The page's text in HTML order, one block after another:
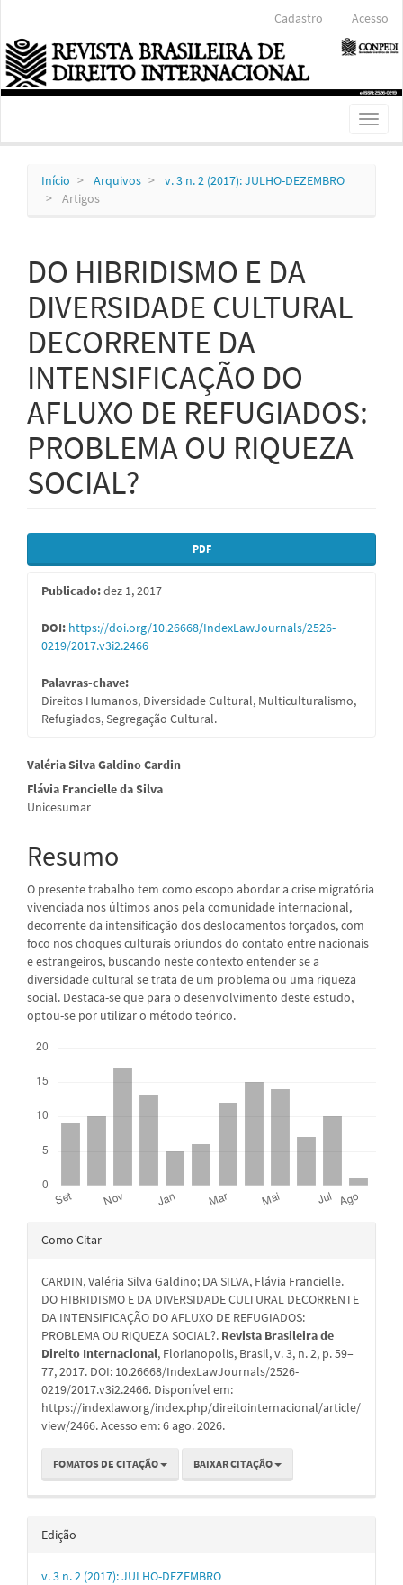
Conteúdo
principal
Barra
Lateral
Cadastro Acesso
Toggle
Início Arquivos
v. 3 n. 2 (2017): JULHO-DEZEMBRO
Artigos
DO HIBRIDISMO E DA
DIVERSIDADE CULTURAL
DECORRENTE DA
INTENSIFICAÇÃO DO
AFLUXO DE REFUGIADOS:
PROBLEMA OU RIQUEZA
SOCIAL?
Barra
lateral
de
artigos
PDF
Publicado:dez 1, 2017
DOI: https://doi.org/10.26668/IndexLawJournals/2526-
0219/2017.v3i2.2466
Palavras-chave:
Direitos Humanos, Diversidade Cultural, Multiculturalismo,
Refugiados, Segregação Cultural.
Conteúdo
do
principal
Valéria Silva Galdino Cardin
Flávia Francielle da Silva
Unicesumar
Resumo
O presente trabalho tem como escopo abordar a crise migratória
vivenciada nos últimos anos pela comunidade internacional,
decorrente da intensificação dos deslocamentos forçados, com
foco nos choques culturais oriundos do contato entre nacionais
e estrangeiros, buscando neste contexto entender se a
diversidade cultural se trata de um problema ou uma riqueza
social. Destaca-se que para o desenvolvimento deste estudo,
optou-se por utilizar o método teórico.
Detalhes
artigo
Como Citar
CARDIN, Valéria Silva Galdino; DA SILVA, Flávia Francielle.
DO HIBRIDISMO E DA DIVERSIDADE CULTURAL DECORRENTE
DA INTENSIFICAÇÃO DO AFLUXO DE REFUGIADOS:
PROBLEMA OU RIQUEZA SOCIAL?. Revista Brasileira de
Direito Internacional, Florianopolis, Brasil, v. 3, n. 2, p. 59–
77, 2017. DOI: 10.26668/IndexLawJournals/2526-
0219/2017.v3i2.2466. Disponível em:
https://indexlaw.org/index.php/direitointernacional/article/
view/2466. Acesso em: 6 ago. 2026.
FOMATOS DE CITAÇÃO BAIXAR CITAÇÃO
Edição
v. 3 n. 2 (2017): JULHO-DEZEMBRO